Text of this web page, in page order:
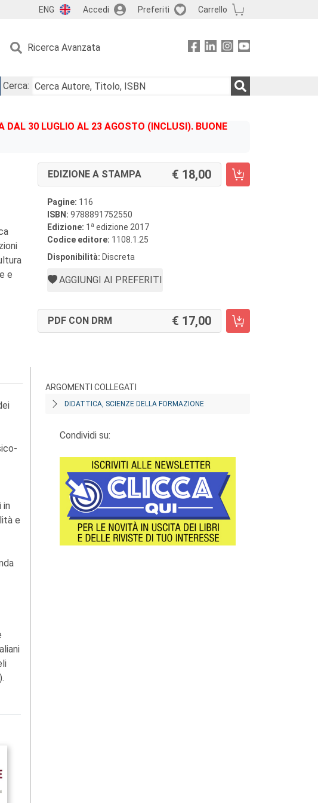
ENG Accedi Preferiti Carrello
Ricerca Avanzata
Cerca:
DAL 30 LUGLIO AL 23 AGOSTO (INCLUSI). BUONE
e
EDIZIONE A STAMPA 18,00
Pagine: 116
ISBN: 9788891752550
Edizione: 1 a edizione 2017
Codice editore: 1108.1.25
Disponibilità: Discreta
AGGIUNGI AI PREFERITI
PDF CON DRM 17,00
in
e
ARGOMENTI COLLEGATI
DIDATTICA, SCIENZE DELLA FORMAZIONE
Condividi su: